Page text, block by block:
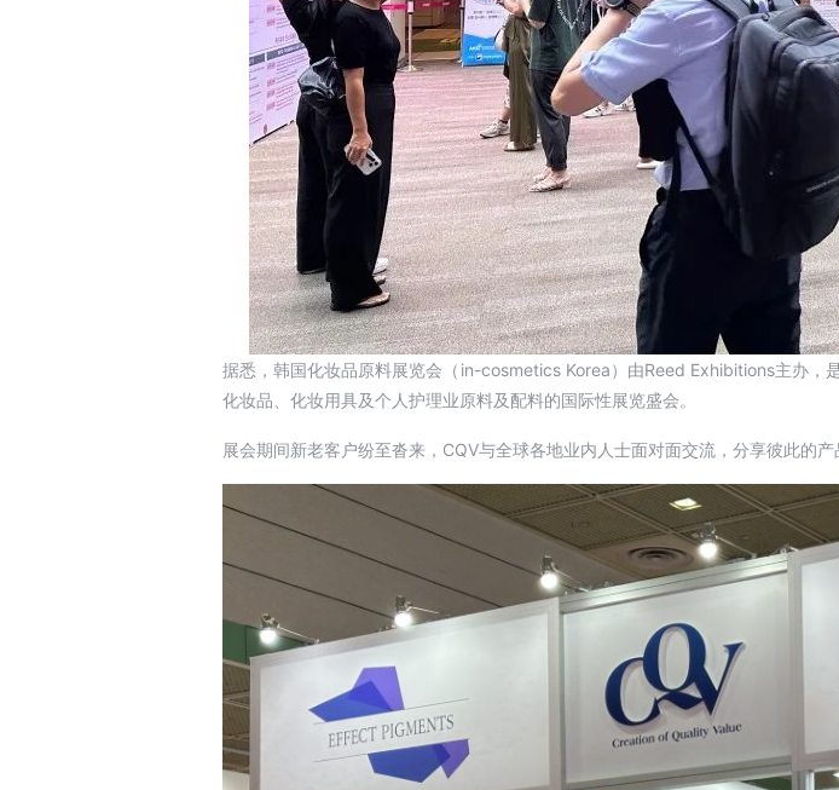
据悉，韩国化妆品原料展览会（in-cosmetics Korea）由Reed Exhibitions主办，
化妆品、化妆用具及个人护理业原料及配料的国际性展览盛会。
展会期间新老客户纷至沓来，CQV与全球各地业内人士面对面交流，分享彼此的产